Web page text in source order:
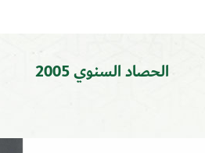
الحصاد السنوي 2005